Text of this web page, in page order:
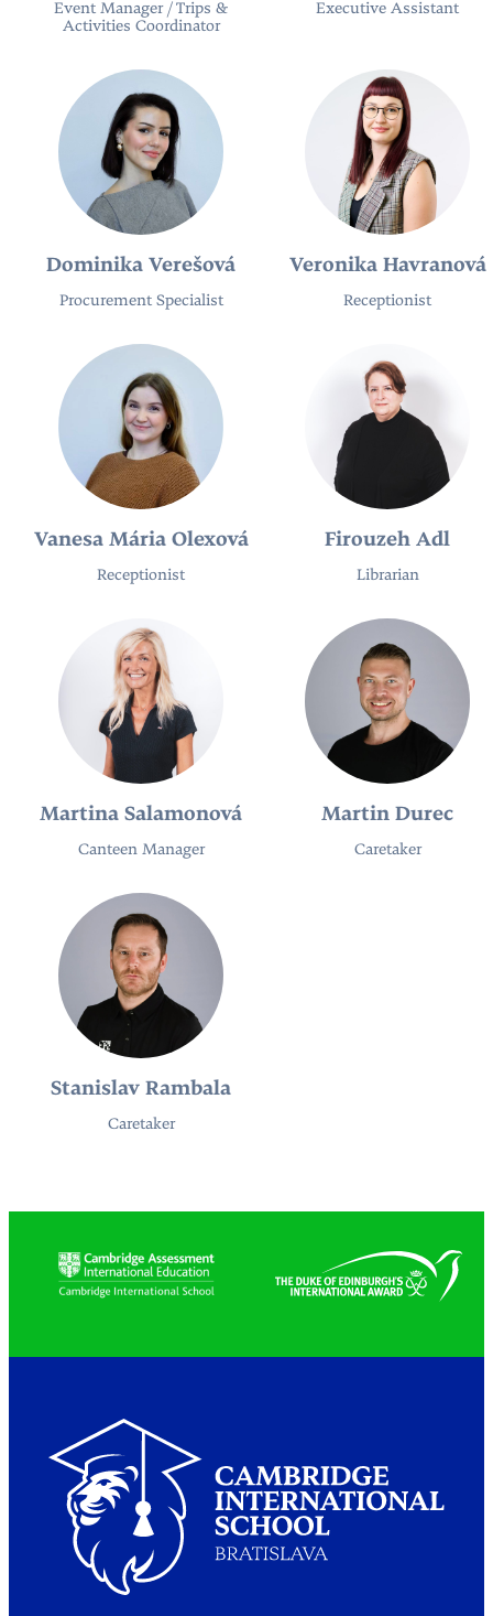
Event Manager / Trips &
Activities Coordinator
Executive Assistant
Dominika Verešová
Procurement Specialist
Veronika Havranová
Receptionist
Vanesa Mária Olexová
Receptionist
Firouzeh Adl
Librarian
Martina Salamonová
Canteen Manager
Martin Durec
Caretaker
Stanislav Rambala
Caretaker